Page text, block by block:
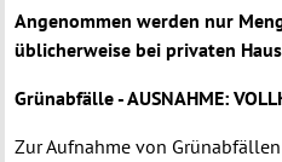
Angenommen werden nur
üblicherweise bei privaten
Grünabfälle - AUSNAHME:
Zur Aufnahme von